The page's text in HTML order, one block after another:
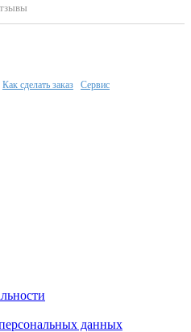
Как сделать заказ Сервис
данных